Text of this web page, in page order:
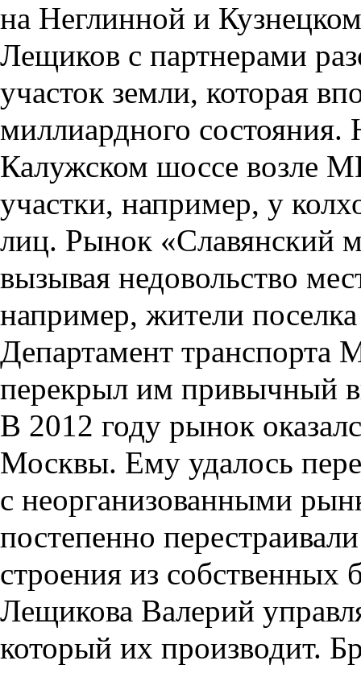
на Неглинной и
Лещиков с партнерами
участок земли, которая
миллиардного состояния.
Калужском шоссе возле
участки, например, у
лиц. Рынок «Славянский
вызывая недовольство
например, жители
Департамент транспорта
перекрыл им привычный
В 2012 году рынок
Москвы. Ему удалось
с неорганизованными
постепенно
строения из
Лещикова Валерий
который их производит.